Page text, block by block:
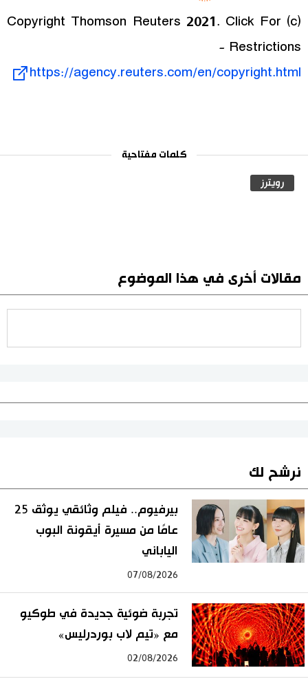
(c) Copyright Thomson Reuters 2021. Click For
Restrictions -
https://agency.reuters.com/en/copyright.html
كلمات مفتاحية
رويترز
مقالات أخرى في هذا الموضوع
نرشح لك
بيرفيوم.. فيلم وثائقي يوثق 25
عامًا من مسيرة أيقونة البوب
الياباني
07/08/2026
تجربة ضوئية جديدة في طوكيو
مع «تيم لاب بوردرليس»
02/08/2026